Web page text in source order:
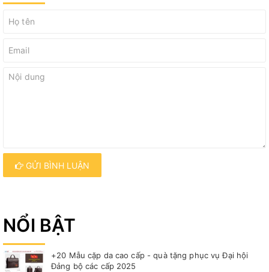
GỬI BÌNH LUẬN
NỔI BẬT
+20 Mẫu cặp da cao cấp - quà tặng phục vụ Đại hội
Đảng bộ các cấp 2025